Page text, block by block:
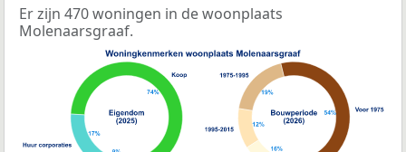
Er zijn 470 woningen in de woonplaats
Molenaarsgraaf.